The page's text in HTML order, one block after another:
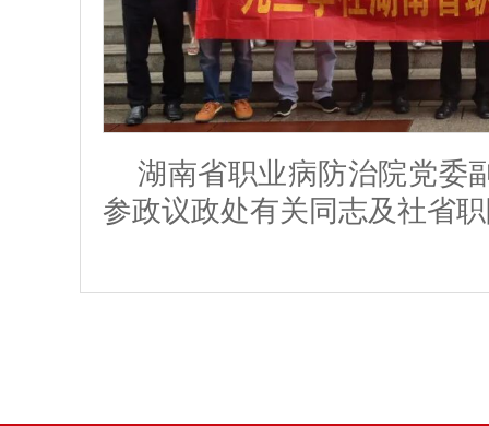
湖南省职业病防治院党委
参政议政处有关同志及社省